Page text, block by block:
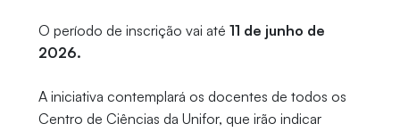
O período de inscrição vai até 11 de junho de
2026.
A iniciativa contemplará os docentes de todos os
Centro de Ciências da Unifor, que irão indicar